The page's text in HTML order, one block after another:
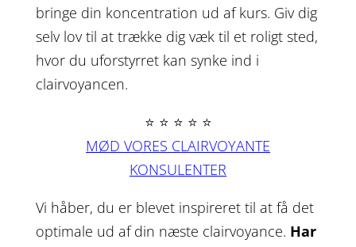
bringe din koncentration ud af kurs. Giv dig
selv lov til at trække dig væk til et roligt sted,
hvor du uforstyrret kan synke ind i
clairvoyancen.
⭐ ⭐ ⭐ ⭐ ⭐
MØD VORES CLAIRVOYANTE
KONSULENTER
Vi håber, du er blevet inspireret til at få det
optimale ud af din næste clairvoyance. Har